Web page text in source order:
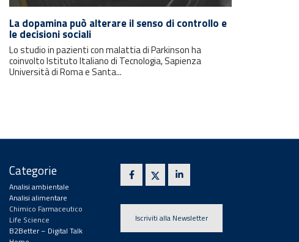
La dopamina può alterare il senso di controllo e
le decisioni sociali
Lo studio in pazienti con malattia di Parkinson ha
coinvolto Istituto Italiano di Tecnologia, Sapienza
Università di Roma e Santa...
Categorie
Analisi ambientale
Analisi alimentare
Chimico Farmaceutico
Life Science
B2Better – Digital Talk
Iscriviti alla Newsletter